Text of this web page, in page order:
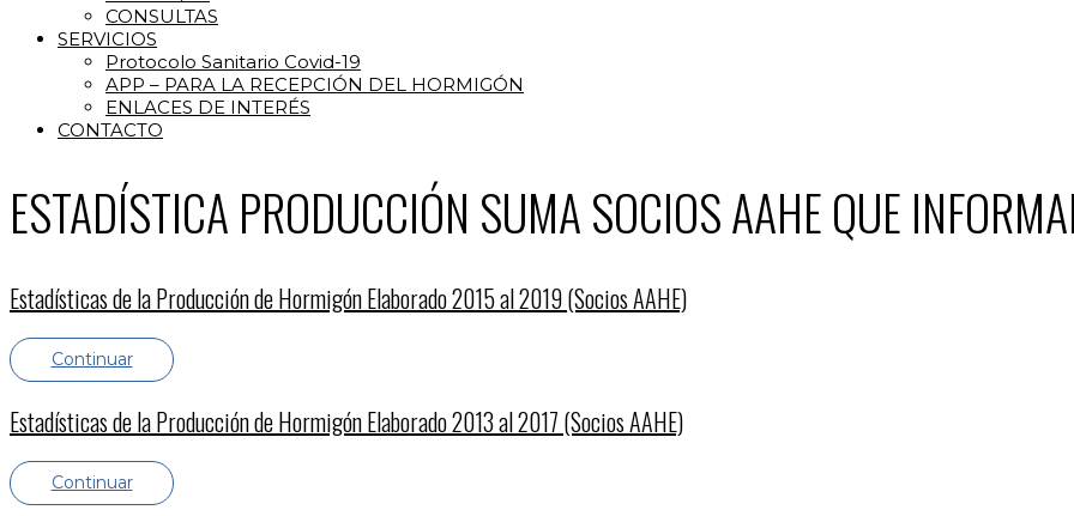
CONSULTAS
SERVICIOS
Protocolo Sanitario Covid-19
APP – PARA LA RECEPCIÓN DEL HORMIGÓN
ENLACES DE INTERÉS
CONTACTO
ESTADÍSTICA PRODUCCIÓN SUMA SOCIOS AAHE QUE
Estadísticas de la Producción de Hormigón Elaborado 2015 al 2019 (Socios AAHE)
Continuar
Estadísticas de la Producción de Hormigón Elaborado 2013 al 2017 (Socios AAHE)
Continuar